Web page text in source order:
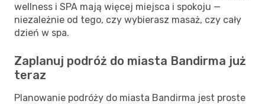
wellness i SPA mają więcej miejsca i spokoju —
niezależnie od tego, czy wybierasz masaż, czy cały
dzień w spa.
Zaplanuj podróż do miasta Bandirma już
teraz
Planowanie podróży do miasta Bandirma jest proste